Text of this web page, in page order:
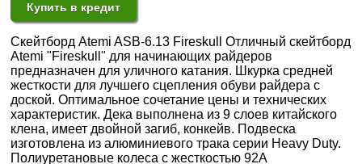
Купить в кредит
Скейтборд Atemi ASB-6.13 Fireskull Отличный скейтборд
Atemi "Fireskull" для начинающих райдеров
предназначен для уличного катания. Шкурка средней
жесткости для лучшего сцепления обуви райдера с
доской. Оптимальное сочетание цены и технических
характеристик. Дека выполнена из 9 слоев китайского
клена, имеет двойной загиб, конкейв. Подвеска
изготовлена из алюминиевого трака серии Heavy Duty.
Полиуретановые колеса с жесткостью 92A